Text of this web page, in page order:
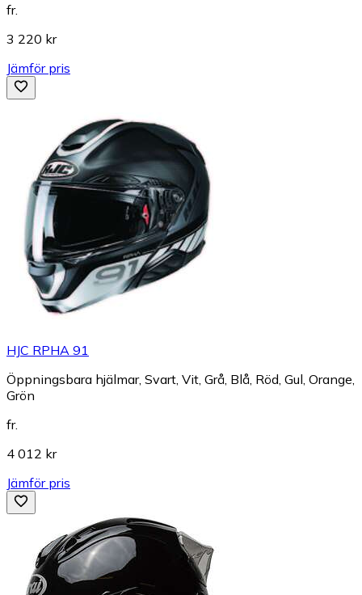
fr.
3 220 kr
Jämför pris
HJC RPHA 91
Öppningsbara hjälmar, Svart, Vit, Grå, Blå, Röd, Gul, Orange,
Grön
fr.
4 012 kr
Jämför pris